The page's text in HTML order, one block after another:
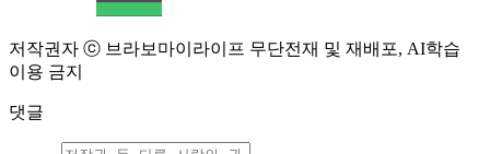
저작권자 ⓒ 브라보마이라이프 무단전재 및 재배포, AI학습
이용 금지
댓글